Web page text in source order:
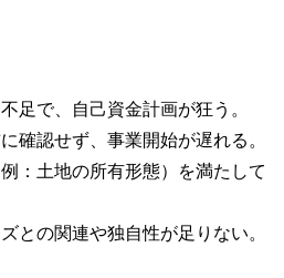
足で、自己資金計画が狂う。
確認せず、事業開始が遅れる。
：土地の所有形態）を満たして
との関連や独自性が足りない。